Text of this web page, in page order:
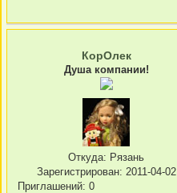
КорОлек
Душа компании!
Откуда: Рязань
Зарегистрирован: 2011-04-02
Приглашений: 0